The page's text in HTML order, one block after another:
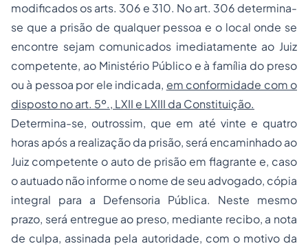
modificados os arts. 306 e 310. No art. 306 determina-
se que a prisão de qualquer pessoa e o local onde se
encontre sejam comunicados imediatamente ao Juiz
competente, ao Ministério Público e à família do preso
ou à pessoa por ele indicada, em conformidade com o
disposto no art. 5º., LXII e LXIII da Constituição.
Determina-se, outrossim, que em até vinte e quatro
horas após a realização da prisão, será encaminhado ao
Juiz competente o auto de prisão em flagrante e, caso
o autuado não informe o nome de seu advogado, cópia
integral para a Defensoria Pública. Neste mesmo
prazo, será entregue ao preso, mediante recibo, a nota
de culpa, assinada pela autoridade, com o motivo da